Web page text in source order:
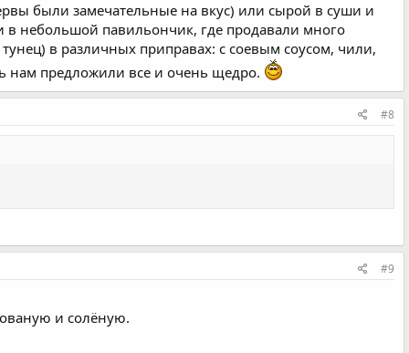
были замечательные на вкус) или сырой в суши и
в небольшой павильончик, где продавали много
в различных приправах: с соевым соусом, чили,
нам предложили все и очень щедро.
#8
#9
и солёную.